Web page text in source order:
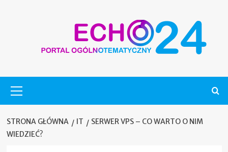
główne
STRONA GŁÓWNA IT
SERWER VPS – CO WARTO O NIM
WIEDZIEĆ?